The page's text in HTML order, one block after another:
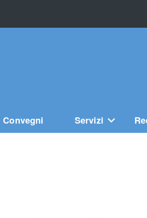
Convegni Servizi